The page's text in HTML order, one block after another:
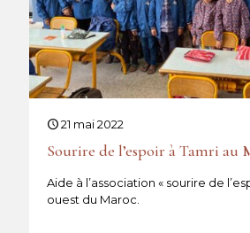
21 mai 2022
Sourire de l’espoir à Tamri au
Aide à l’association « sourire de
ouest du Maroc.